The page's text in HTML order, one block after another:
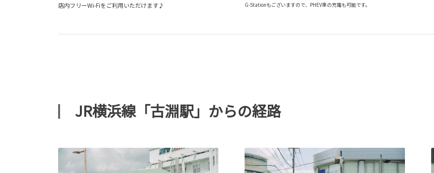
店内フリーWi-Fiをご利用いただけます♪ G-Stationもございますので、PHEV車の充電も可能です。
JR横浜線「古淵駅」からの経路